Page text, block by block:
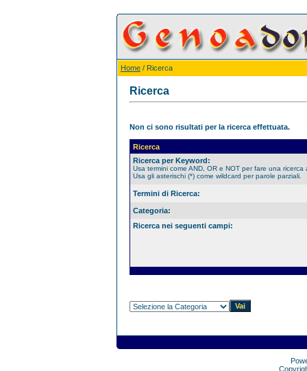
Home / Ricerca
Ricerca
Non ci sono risultati per la ricerca effettuata.
Ricerca
Ricerca per Keyword:
Usa termini come AND, OR e NOT per fare una ricerca
Usa gli asterischi (*) come wildcard per parole parziali.
Termini di Ricerca:
Categoria:
Ricerca nei seguenti campi: